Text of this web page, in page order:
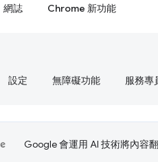
網誌 Chrome 新功能
設定 無障礙功能 服務專
Google 會運用 AI 技術將內容